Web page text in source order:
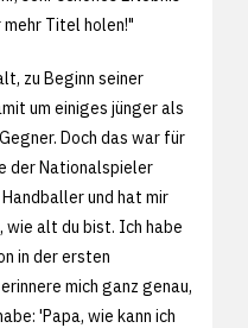
mehr Titel holen!"
zu Beginn seiner
um einiges jünger als
Doch das war für
der Nationalspieler
und hat mir
alt du bist. Ich habe
in der ersten
mich ganz genau,
'Papa, wie kann ich